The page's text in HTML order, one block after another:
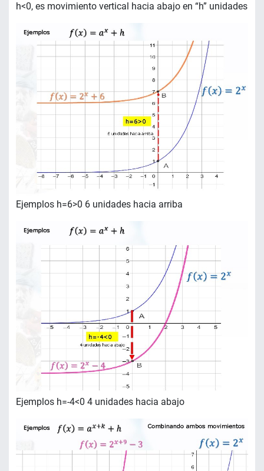
h<0, es movimiento vertical hacia abajo en “h” unidades
Ejemplos h=6>0 6 unidades hacia arriba
Ejemplos h=-4<0 4 unidades hacia abajo